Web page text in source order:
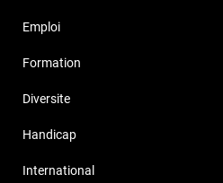
Emploi
Formation
Diversite
Handicap
International